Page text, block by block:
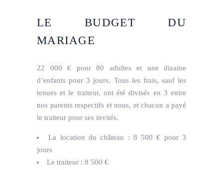
LE BUDGET DU
MARIAGE
22 000 € pour 80 adultes et une dizaine
d’enfants pour 3 jours. Tous les frais, sauf les
tenues et le traiteur, ont été divisés en 3 entre
nos parents respectifs et nous, et chacun a payé
le traiteur pour ses invités.
La location du château : 8 500 € pour 3
jours
Le traiteur : 8 500 €